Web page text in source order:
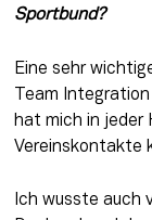
Sportbund?
Eine sehr
Team
hat mich in jeder
Vereinskontakte
Ich wusste auch